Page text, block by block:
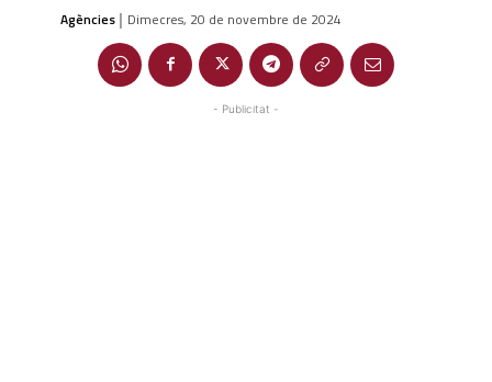
Agències | Dimecres, 20 de novembre de 2024
- Publicitat -